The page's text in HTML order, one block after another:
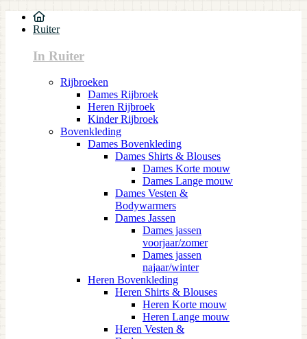
Ruiter
In Ruiter
Rijbroeken
Dames Rijbroek
Heren Rijbroek
Kinder Rijbroek
Bovenkleding
Dames Bovenkleding
Dames Shirts & Blouses
Dames Korte mouw
Dames Lange mouw
Dames Vesten &
Bodywarmers
Dames Jassen
Dames jassen
voorjaar/zomer
Dames jassen
najaar/winter
Heren Bovenkleding
Heren Shirts & Blouses
Heren Korte mouw
Heren Lange mouw
Heren Vesten &